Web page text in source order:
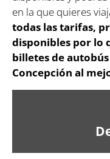
en la que quieres
todas las tarifas,
disponibles por lo
billetes de autobús
Concepción al